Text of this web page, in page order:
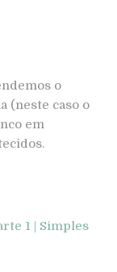
o
(neste caso o
em
1 | Simples